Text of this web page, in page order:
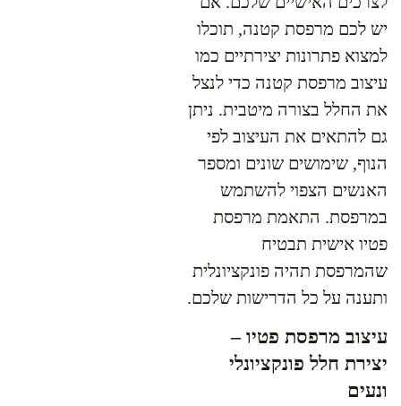
יש לכם מרפסת קטנה, תוכלו
למצוא פתרונות יצירתיים כמו
עיצוב מרפסת קטנה כדי לנצל
את החלל בצורה מיטבית. ניתן
גם להתאים את העיצוב לפי
הנוף, שימושים שונים ומספר
האנשים הצפוי להשתמש
במרפסת. התאמת מרפסת
פטיו אישית תבטיח
שהמרפסת תהיה פונקציונלית
ותענה על כל הדרישות שלכם.
עיצוב מרפסת פטיו –
יצירת חלל פונקציונלי
ונעים